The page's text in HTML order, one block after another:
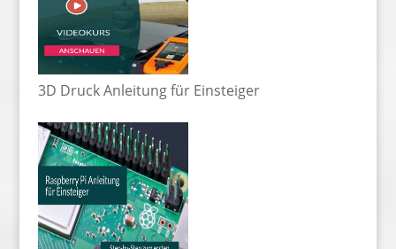
3D Druck Anleitung für Einsteiger